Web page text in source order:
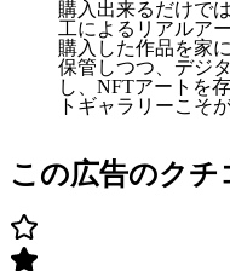
購入出来るだけで
工によるリアルア
購入した作品を家
保管しつつ、デジ
し、NFTアートを
トギャラリーこそ
この広告のクチ